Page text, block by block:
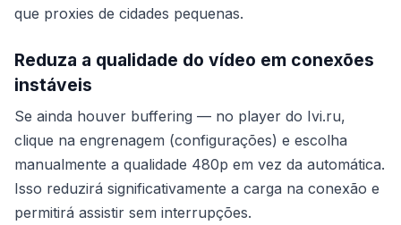
que proxies de cidades pequenas.
Reduza a qualidade do vídeo em conexões
instáveis
Se ainda houver buffering — no player do Ivi.ru,
clique na engrenagem (configurações) e escolha
manualmente a qualidade 480p em vez da automática.
Isso reduzirá significativamente a carga na conexão e
permitirá assistir sem interrupções.